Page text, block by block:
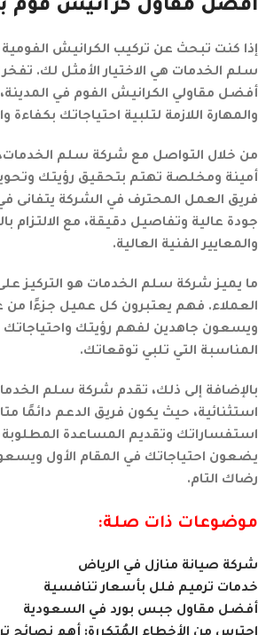
أفضل مقاول كرانيش فوم
إذا كنت تبحث عن تركيب الكرانيش
سلم الخدمات هي الاختيار الأمثل لك.
أفضل مقاولي الكرانيش الفوم في المدينة،
والمهارة اللازمة لتلبية احتياجاتك بكفاءة
من خلال التواصل مع شركة سلم
أمينة ومخلصة تهتم بتحقيق رؤيتك
فريق العمل المحترف في الشركة يتفانى
جودة عالية وتفاصيل دقيقة، مع الالتزام
والمعايير الفنية العالية.
ما يميز شركة سلم الخدمات هو التركيز
العملاء. فهم يعتبرون كل عميل جزءًا من
ويسعون جاهدين لفهم رؤيتك واحتياجاتك
المناسبة التي تلبي توقعاتك.
بالإضافة إلى ذلك، تقدم شركة سلم
استثنائية، حيث يكون فريق الدعم دائمًا
استفساراتك وتقديم المساعدة
يضعون احتياجاتك في المقام الأول
رضاك التام.
موضوعات ذات صلة:
شركة صيانة منازل في الرياض
خدمات ترميم فلل بأسعار تنافسية
أفضل مقاول جبس بورد في السعودية